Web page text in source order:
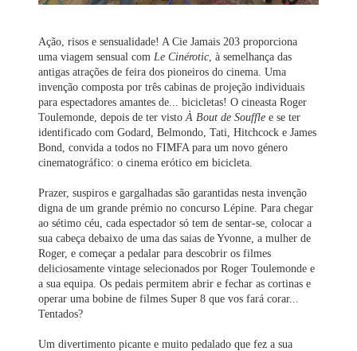
Ação, risos e sensualidade! A Cie Jamais 203 proporciona
uma viagem sensual com Le Cinérotic , à semelhança das
antigas atrações de feira dos pioneiros do cinema. Uma
invenção composta por três cabinas de projeção individuais
para espectadores amantes de... bicicletas! O cineasta Roger
Toulemonde, depois de ter vistoÀ Bout de Souffle e se ter
identificado com Godard, Belmondo, Tati, Hitchcock e James
Bond, convida a todos no FIMFA para um novo género
cinematográfico: o cinema erótico em bicicleta.
Prazer, suspiros e gargalhadas são garantidas nesta invenção
digna de um grande prémio no concurso Lépine. Para chegar
ao sétimo céu, cada espectador só tem de sentar-se, colocar a
sua cabeça debaixo de uma das saias de Yvonne, a mulher de
Roger, e começar a pedalar para descobrir os filmes
deliciosamente vintage selecionados por Roger Toulemonde e
a sua equipa. Os pedais permitem abrir e fechar as cortinas e
operar uma bobine de filmes Super 8 que vos fará corar...
Tentados?
Um divertimento picante e muito pedalado que fez a sua